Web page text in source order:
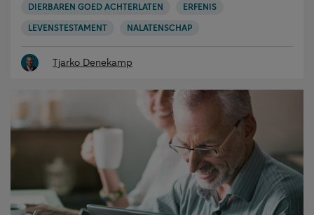
DIERBAREN GOED ACHTERLATEN
ERFENIS
LEVENSTESTAMENT
NALATENSCHAP
Tjarko Denekamp